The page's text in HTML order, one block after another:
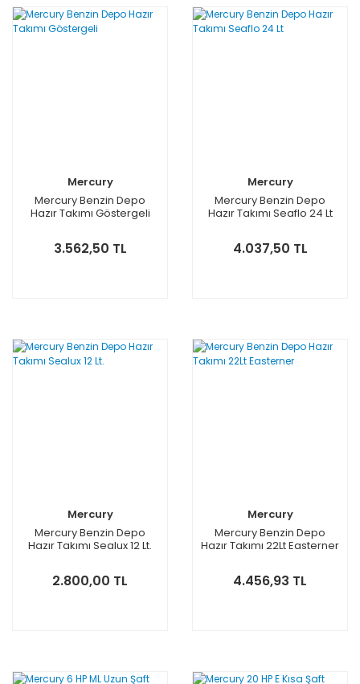
Mercury
Mercury Benzin Depo
Hazır Takımı Göstergeli
3.562,50 TL
Mercury
Mercury Benzin Depo
Hazır Takımı Seaflo 24 Lt
4.037,50 TL
Mercury
Mercury Benzin Depo
Hazır Takımı Sealux 12 Lt.
2.800,00 TL
Mercury
Mercury Benzin Depo
Hazır Takımı 22Lt Easterner
4.456,93 TL